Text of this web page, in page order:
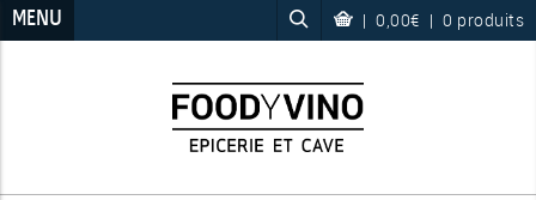
MENU | 0,00€ | 0 produits